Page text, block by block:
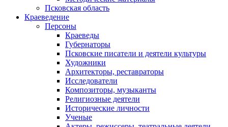
Псковская область
Краеведение
Персоны
Краеведы
Губернаторы
Псковские писатели и деятели культуры
Художники
Архитекторы, реставраторы
Исследователи
Композиторы, музыканты
Религиозные деятели
Исторические личности
Ученые